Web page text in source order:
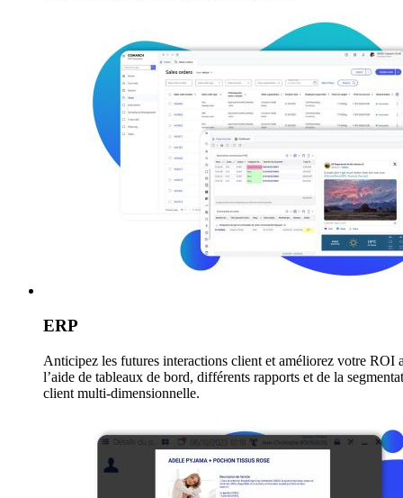
ERP
Anticipez les futures interactions client et améliorez votre ROI
l’aide de tableaux de bord, différents rapports et de la
client multi-dimensionnelle.